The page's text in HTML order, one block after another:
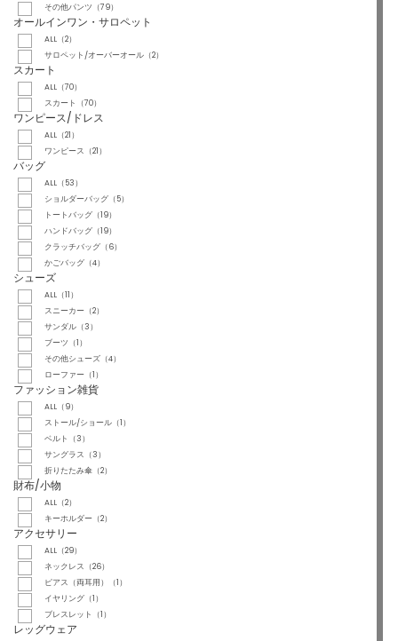
その他パンツ（79）
オールインワン・サロペット
ALL（2）
サロペット/オーバーオール（2）
スカート
ALL（70）
スカート（70）
ワンピース/ドレス
ALL（21）
ワンピース（21）
バッグ
ALL（53）
ショルダーバッグ（5）
トートバッグ（19）
ハンドバッグ（19）
クラッチバッグ（6）
かごバッグ（4）
シューズ
ALL（11）
スニーカー（2）
サンダル（3）
ブーツ（1）
その他シューズ（4）
ローファー（1）
ファッション雑貨
ALL（9）
ストール/ショール（1）
ベルト（3）
サングラス（3）
折りたたみ傘（2）
財布/小物
ALL（2）
キーホルダー（2）
アクセサリー
ALL（29）
ネックレス（26）
ピアス（両耳用）（1）
イヤリング（1）
ブレスレット（1）
レッグウェア